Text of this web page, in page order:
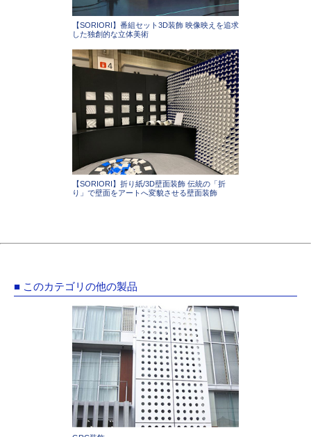
【SORIORI】番組セット3D装飾 映像映えを追求
した独創的な立体美術
【SORIORI】折り紙/3D壁面装飾 伝統の「折
り」で壁面をアートへ変貌させる壁面装飾
■ このカテゴリの他の製品